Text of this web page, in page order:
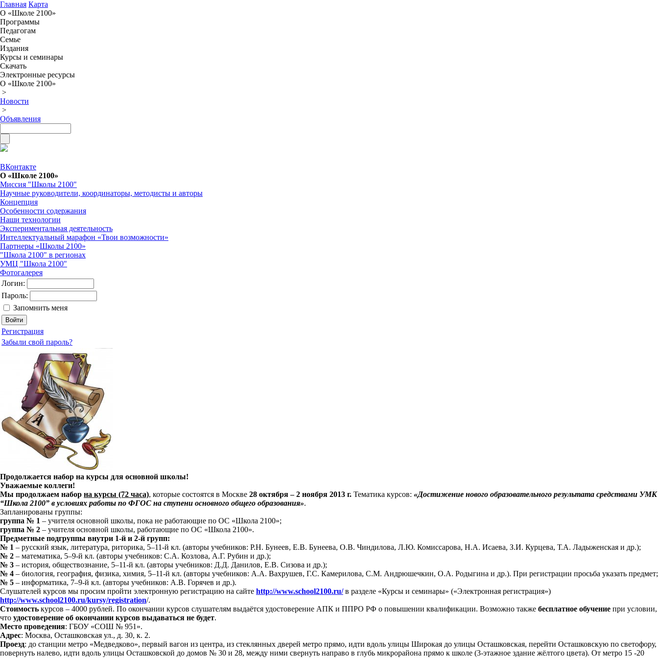
Главная Карта
О «Школе 2100»
Программы
Педагогам
Семье
Издания
Курсы и семинары
Скачать
Электронные ресурсы
О «Школе 2100»
>
Новости
>
Объявления
ВКонтакте
О «Школе 2100»
Миссия "Школы 2100"
Научные руководители, координаторы, методисты и авторы
Концепция
Особенности содержания
Наши технологии
Экспериментальная деятельность
Интеллектуальный марафон «Твои возможности»
Партнеры «Школы 2100»
"Школа 2100" в регионах
УМЦ "Школа 2100"
Фотогалерея
Логин:
Пароль:
Запомнить меня
Регистрация
Забыли свой пароль?
Продолжается набор на курсы для основной школы!
Уважаемые коллеги!
Мы продолжаем набор на курсы (72 часа), которые состоятся в Москве 28 октября – 2 ноября 2013 г. Тематика курсов: «Достижение нового образовательного результата средствами УМК
“Школа 2100” в условиях работы по ФГОС на ступени основного общего образования».
Запланированы группы:
группа № 1 – учителя основной школы, пока не работающие по ОС «Школа 2100»;
группа № 2 – учителя основной школы, работающие по ОС «Школа 2100».
Предметные подгруппы внутри 1-й и 2-й групп:
№ 1 – русский язык, литература, риторика, 5–11-й кл. (авторы учебников: Р.Н. Бунеев, Е.В. Бунеева, О.В. Чиндилова, Л.Ю. Комиссарова, Н.А. Исаева, З.И. Курцева, Т.А. Ладыженская и др.);
№ 2 – математика, 5–9-й кл. (авторы учебников: С.А. Козлова, А.Г. Рубин и др.);
№ 3 – история, обществознание, 5–11-й кл. (авторы учебников: Д.Д. Данилов, Е.В. Сизова и др.);
№ 4 – биология, география, физика, химия, 5–11-й кл. (авторы учебников: А.А. Вахрушев, Г.С. Камерилова, С.М. Андрюшечкин, О.А. Родыгина и др.). При регистрации просьба указать предмет;
№ 5 – информатика, 7–9-й кл. (авторы учебников: А.В. Горячев и др.).
Слушателей курсов мы просим пройти электронную регистрацию на сайте http://www.school2100.ru/в разделе «Курсы и семинары» («Электронная регистрация»)
http://www.school2100.ru/kursy/registration/.
Стоимость курсов – 4000 рублей. По окончании курсов слушателям выдаётся удостоверение АПК и ППРО РФ о повышении квалификации. Возможно также бесплатное обучение при условии,
что удостоверение об окончании курсов выдаваться не будет.
Место проведения: ГБОУ «СОШ № 951».
Адрес: Москва, Осташковская ул., д. 30, к. 2.
Проезд: до станции метро «Медведково», первый вагон из центра, из стеклянных дверей метро прямо, идти вдоль улицы Широкая до улицы Осташковская, перейти Осташковскую по светофору,
повернуть налево, идти вдоль улицы Осташковской до домов № 30 и 28, между ними свернуть направо в глубь микрорайона прямо к школе (3-этажное здание жёлтого цвета). От метро 15 -20